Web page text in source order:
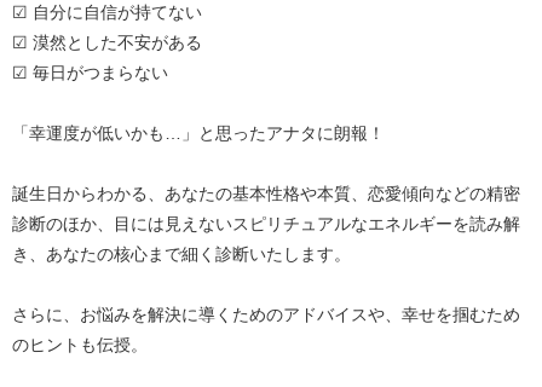
☑ 自分に自信が持てない
☑ 漠然とした不安がある
☑ 毎日がつまらない
「幸運度が低いかも…」と思ったアナタに朗報！
誕生日からわかる、あなたの基本性格や本質、恋愛傾向などの精密
診断のほか、目には見えないスピリチュアルなエネルギーを読み解
き、あなたの核心まで細く診断いたします。
さらに、お悩みを解決に導くためのアドバイスや、幸せを掴むため
のヒントも伝授。